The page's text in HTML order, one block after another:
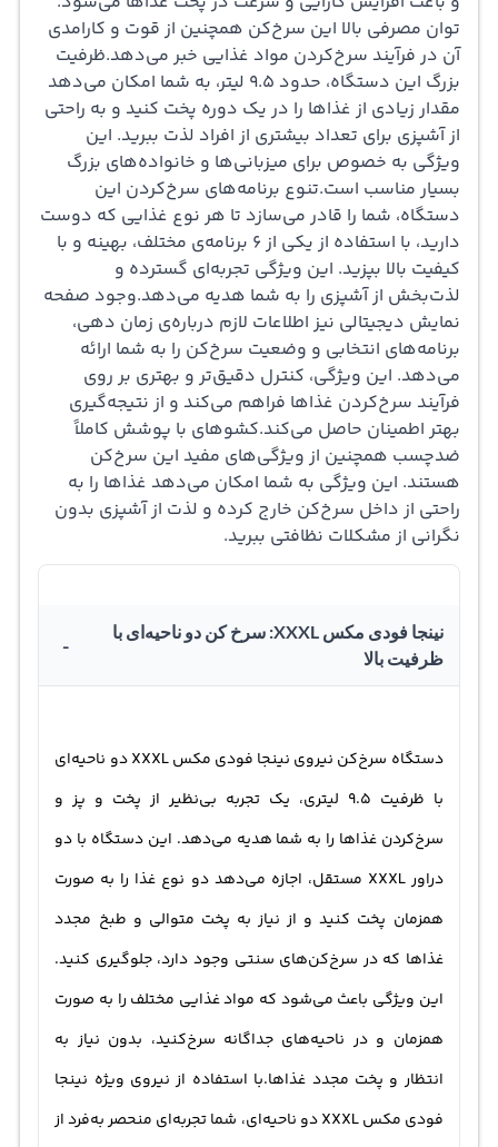
دیگر اشاره کرد.همچنین، توان مصرفی این سرخ‌کن 2470 وات
است که نشان‌دهنده قدرت و کارایی بالای آن در سرخ‌کردن
غذاهاست. با توجه به این ویژگی، می‌توان انتظار داشت که
غذاها به سرعت و به طور یکنواخت پخته شوند و از نظر
مرغوبیت و طعم عالی برخوردار باشند.ظرفیت 9.5 لیتر نیز از
ویژگی‌های مهم این سرخ‌کن است. این ظرفیت بزرگ به کاربر
اجازه می‌دهد تا مقدار زیادی از غذا را در یک بار سرخ‌کند. به
عبارت دیگر، این سرخ‌کن مناسب برای میزبانی و آشپزخانه‌هایی
است که نیاز به پخت غذاهای بزرگتر دارند.ویژگی دیگر این
سرخ‌کن، قابلیت شستشو در ماشین ظرفشویی است. این
ویژگی، نگهداری و نظافت این دستگاه را آسان می‌کند و به
کاربر اجازه می‌دهد تا بعد از استفاده به سرعت و بدون مشکل
دستگاه را تمیز کند.همچنین، این سرخ‌کن مجهز به 6 برنامه
مختلف برای سرخ‌کردن مواد غذایی است. هر برنامه بهینه‌سازی
مرغ، ماهی، سیب‌زمینی و غیره، از نتایج بهتر و طعم بهتر غذاها
اطمینان حاصل می‌کند. صفحه نمایش دیجیتالی این سرخ‌کن،
توان مصرفی بالا این سرخ‌کن همچنین از قوت و کارامدی
آن در فرآیند سرخ‌کردن مواد غذایی خبر می‌دهد.ظرفیت
بزرگ این دستگاه، حدود 9.5 لیتر، به شما امکان می‌دهد
مقدار زیادی از غذاها را در یک دوره پخت کنید و به راحتی
از آشپزی برای تعداد بیشتری از افراد لذت ببرید. این
ویژگی به خصوص برای میزبانی‌ها و خانواده‌های بزرگ
بسیار مناسب است.تنوع برنامه‌های سرخ‌کردن این
دستگاه، شما را قادر می‌سازد تا هر نوع غذایی که دوست
دارید، با استفاده از یکی از 6 برنامه‌ی مختلف، بهینه و با
کیفیت بالا بپزید. این ویژگی تجربه‌ای گسترده و
لذت‌بخش از آشپزی را به شما هدیه می‌دهد.وجود صفحه
نمایش دیجیتالی نیز اطلاعات لازم درباره‌ی زمان دهی،
برنامه‌های انتخابی و وضعیت سرخ‌کن را به شما ارائه
می‌دهد. این ویژگی، کنترل دقیق‌تر و بهتری بر روی
فرآیند سرخ‌کردن غذاها فراهم می‌کند و از نتیجه‌گیری
بهتر اطمینان حاصل می‌کند.کشوهای با پوشش کاملاً
ضدچسب همچنین از ویژگی‌های مفید این سرخ‌کن
هستند. این ویژگی به شما امکان می‌دهد غذاها را به
راحتی از داخل سرخ‌کن خارج کرده و لذت از آشپزی بدون
نگرانی از مشکلات نظافتی ببرید.
نینجا فودی مکس XXXL: سرخ کن دو ناحیه‌ای با
ظرفیت بالا
-
دستگاه سرخ‌کن نیروی نینجا فودی مکس XXXL دو ناحیه‌ای
با ظرفیت 9.5 لیتری، یک تجربه بی‌نظیر از پخت و پز و
سرخ‌کردن غذاها را به شما هدیه می‌دهد. این دستگاه با دو
دراور XXXL مستقل، اجازه می‌دهد دو نوع غذا را به صورت
همزمان پخت کنید و از نیاز به پخت متوالی و طبخ مجدد
غذاها که در سرخ‌کن‌های سنتی وجود دارد، جلوگیری کنید.
این ویژگی باعث می‌شود که مواد غذایی مختلف را به صورت
همزمان و در ناحیه‌های جداگانه سرخ‌کنید، بدون نیاز به
انتظار و پخت مجدد غذاها.با استفاده از نیروی ویژه نینجا
فودی مکس XXXL دو ناحیه‌ای، شما تجربه‌ای منحصر به‌فرد از